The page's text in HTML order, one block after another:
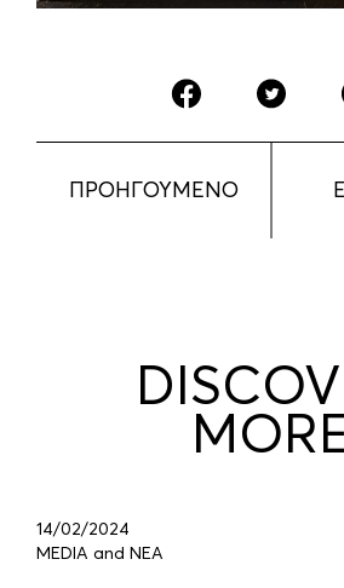
ΠΡΟΗΓΟΥΜΕΝΟ
14/02/2024
MEDIA and ΝΕΑ